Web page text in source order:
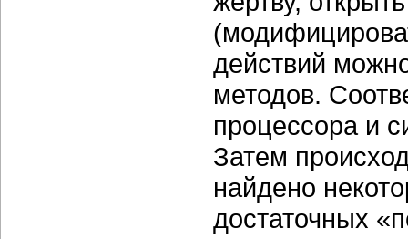
действий
методов.
процессора и
Затем
найдено
достаточных